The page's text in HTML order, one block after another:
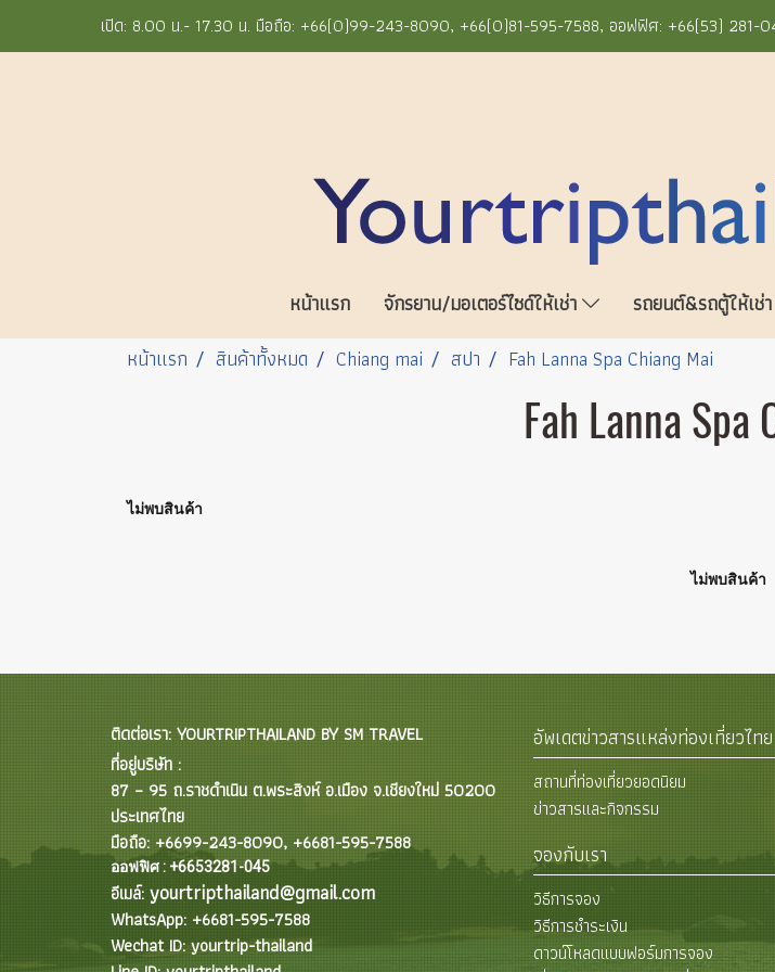
เปิด: 8.00 น.- 17.30 น. มือถือ: +66(0)99-243-8090, +66(0)81-595-7588, ออฟฟิศ: +66(53) 281-
หน้าแรก จักรยาน/มอเตอร์ไซด์ให้เช่า รถยนต์&รถตู้ให้เช่า
หน้าแรก
สินค้าทั้งหมด Chiang mai สปา Fah Lanna Spa Chiang Mai
Fah Lanna Spa
ไม่พบสินค้า
ไม่พบสินค้า
ติดต่อเรา: YOURTRIPTHAILAND BY SM TRAVEL
ที่อยู่บริษัท :
87 – 95 ถ.ราชดำเนิน ต.พระสิงห์ อ.เมือง จ.เชียงใหม่ 50200
ประเทศไทย
มือถือ: +6699-243-8090, +6681-595-7588
ออฟฟิศ : +6653281-045
อีเมล์: yourtripthailand@gmail.com
WhatsApp: +6681-595-7588
Wechat ID: yourtrip-thailand
อัพเดตข่าวสารแหล่งท่องเที่ยวไทย
สถานที่ท่องเที่ยวยอดนิยม
ข่าวสารและกิจกรรม
จองกับเรา
วิธีการจอง
วิธีการชำระเงิน
ดาวน์โหลดแบบฟอร์มการจอง